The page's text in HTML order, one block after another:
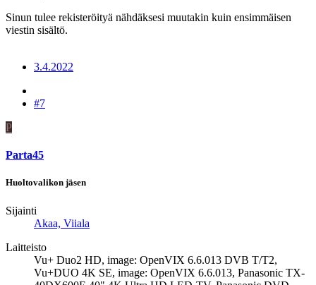
Sinun tulee rekisteröityä nähdäksesi muutakin kuin ensimmäisen
viestin sisältö.
3.4.2022
#7
P
Parta45
Huoltovalikon jäsen
Sijainti
Akaa, Viiala
Laitteisto
Vu+ Duo2 HD, image: OpenVIX 6.6.013 DVB T/T2,
Vu+DUO 4K SE, image: OpenVIX 6.6.013, Panasonic TX-